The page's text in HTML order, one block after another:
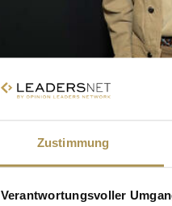
Zustimmung
Verantwortungsvoller